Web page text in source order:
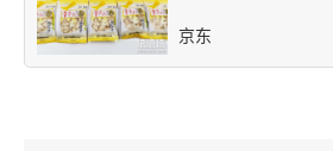
京东